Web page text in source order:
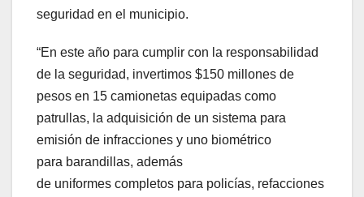
seguridad en el municipio.
“En este año para cumplir con la responsabilidad
de la seguridad, invertimos $150 millones de
pesos en 15 camionetas equipadas como
patrullas, la adquisición de un sistema para
emisión de infracciones y uno biométrico
para barandillas, además
de uniformes completos para policías, refacciones